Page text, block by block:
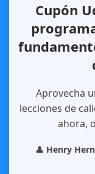
Cupón
Aprovecha
lecciones de
ahora,
👤 Henry